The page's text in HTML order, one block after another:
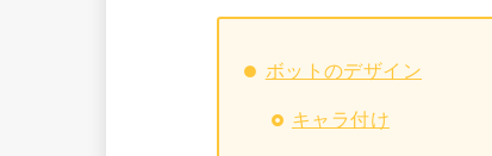
ボットのデザイン
キャラ付け